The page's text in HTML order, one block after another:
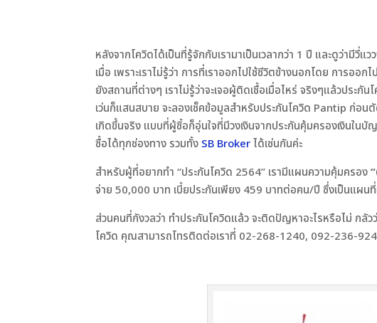
หลังจากโควิดได้เป็นที่รู้จักกับเรามาเป็นเวลากว่า 1 ปี และดูว่ามีวี่
เมื่อ เพราะเราไม่รู้ว่า การที่เราออกไปใช้ชีวิตข้างนอกโดย การอ
ยังสถานที่ต่างๆ เราไม่รู้ว่าจะเจอผู้ติดเชื้อเมื่อไหร่ จริงๆแล้วประ
เว่นก็แสนสบาย จะลองเช็คข้อมูลสำหรับประกันโควิด Pantip ก่อ
เกิดขึ้นจริง แบบที่ผู้ซิ้อก็อุ่นใจที่มีวงเงินจากประกันคุ้มครองเงินใน
ซื้อได้ทุกช่องทาง รวมทั้ง SB Brokerได้เช่นกันค่ะ
สำหรับผู้ที่อยากทำ “ประกันโควิด 2564” เรามีแผนความคุ้มครอง
จ่าย 50,000 บาท เบี้ยประกันเพียง 459 บาทต่อคน/ปี ซึ่งเป็นแผน
ส่วนคนที่กังวลว่า ทำประกันโควิดแล้ว จะติดปัญหาอะไรหรือไม่ ก
โควิด คุณสามารถโทรติดต่อเราที่ 02-268-1240, 092-236-